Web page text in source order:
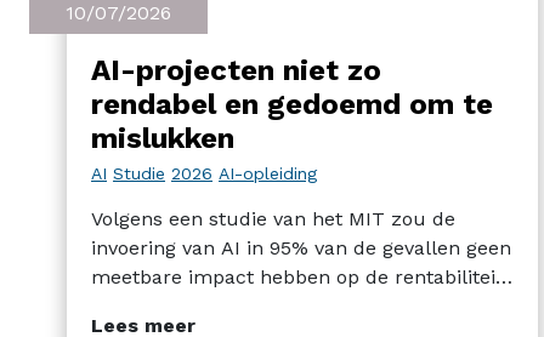
10/07/2026
AI-projecten niet zo
rendabel en gedoemd om te
mislukken
AI Studie 2026 AI-opleiding
Volgens een studie van het MIT zou de
invoering van AI in 95% van de gevallen geen
meetbare impact hebben op de rentabiliteit.
Lees meer